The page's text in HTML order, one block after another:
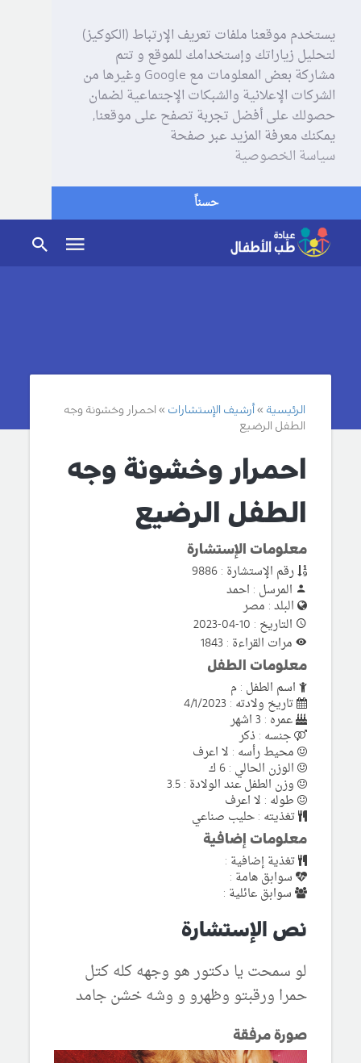
يستخدم موقعنا ملفات تعريف الإرتباط (الكوكيز)
لتحليل زياراتك وإستخدامك للموقع و تتم
مشاركة بعض المعلومات مع Google وغيرها من
الشركات الإعلانية والشبكات الإجتماعية لضمان
حصولك على أفضل تجربة تصفح على موقعنا,
يمكنك معرفة المزيد عبر صفحة
سياسة الخصوصية
حسناً
الرئيسية أرشيف الإستشارات
احمرار وخشونة وجه
الطفل الرضيع
احمرار وخشونة وجه
الطفل الرضيع
معلومات الإستشارة
رقم الإستشارة : 9886
المرسل : احمد
البلد : مصر
التاريخ : 10-04-2023
مرات القراءة : 1843
معلومات الطفل
اسم الطفل : م
تاريخ ولادته : 4/1/2023
عمره : 3 اشهر
جنسه : ذكر
محيط رأسه : لا اعرف
الوزن الحالي : 6 ك
وزن الطفل عند الولادة : 3.5
طوله : لا اعرف
تغذيته : حليب صناعي
معلومات إضافية
تغذية إضافية :
سوابق هامة :
سوابق عائلية :
نص الإستشارة
لو سمحت يا دكتور هو وجهه كله كتل
حمرا ورقبتو وظهرو و وشه خشن جامد
صورة مرفقة